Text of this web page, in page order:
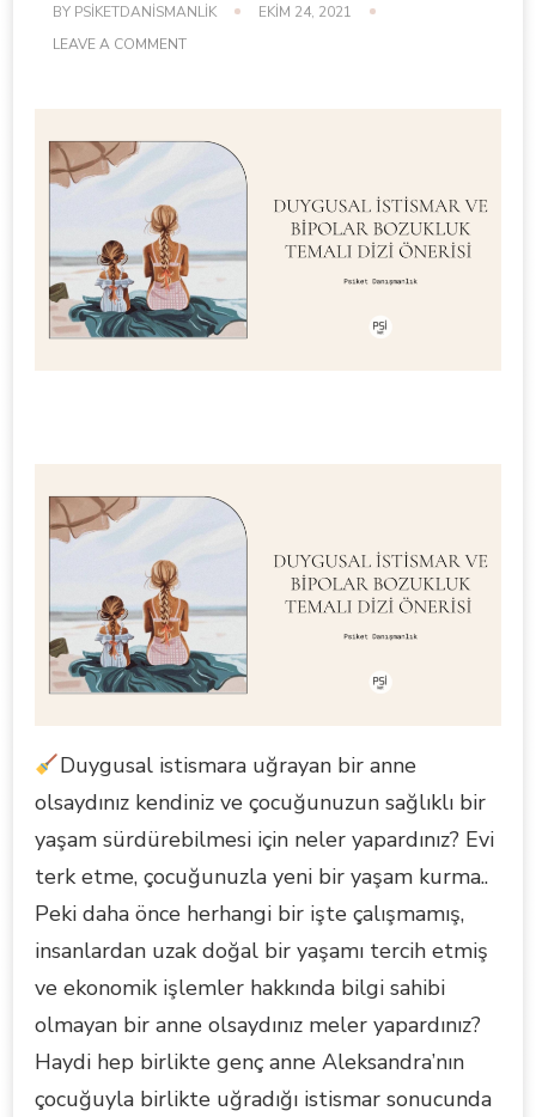
BY PSIKETDANISMANLIK
EKIM 24, 2021
LEAVE A COMMENTON
BOZUKLUK
TEMALI
DİZİ
Duygusal istismara uğrayan bir anne
olsaydınız kendiniz ve çocuğunuzun sağlıklı bir
yaşam sürdürebilmesi için neler yapardınız? Evi
terk etme, çocuğunuzla yeni bir yaşam kurma..
Peki daha önce herhangi bir işte çalışmamış,
insanlardan uzak doğal bir yaşamı tercih etmiş
ve ekonomik işlemler hakkında bilgi sahibi
olmayan bir anne olsaydınız meler yapardınız?
Haydi hep birlikte genç anne Aleksandra’nın
çocuğuyla birlikte uğradığı istismar sonucunda